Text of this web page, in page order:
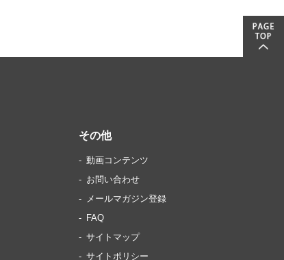
その他
動画コンテンツ
お問い合わせ
メールマガジン登録
FAQ
サイトマップ
サイトポリシー